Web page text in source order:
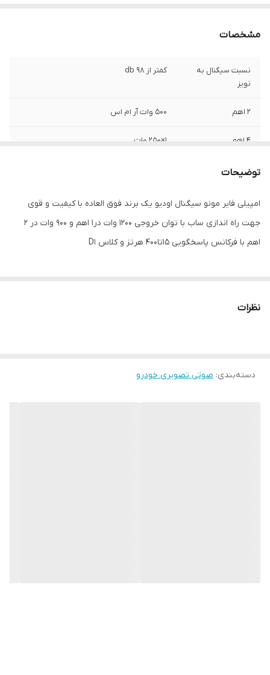
مشخصات
نسبت سیگنال به
نویز
کمتر از 98 db
2 اهم ۵۰۰ وات آر ام اس
۴ اهم ۱×۲۵۰ وات
1 اهم
ابعاد ۲۶۰×۲۰۰×۵۶ میلیمتر
توضیحات
امپیلی فایر مونو سیگنال اودیو یک برند فوق العاده با کیفیت و قوی
جهت راه اندازی ساب با توان خروجی 1200 وات در1 اهم و 900 وات در 2
اهم با فرکانس پاسخگویی 15تا400 هرتز و کلاس D1
نظرات
دسته‌بندی: صوتی تصویری خودرو